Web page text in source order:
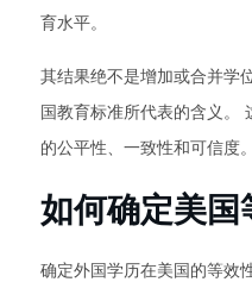
育水平。
其结果绝不是增加或合并学
国教育标准所代表的含义。
的公平性、一致性和可信度。
如何确定美国
确定外国学历在美国的等效